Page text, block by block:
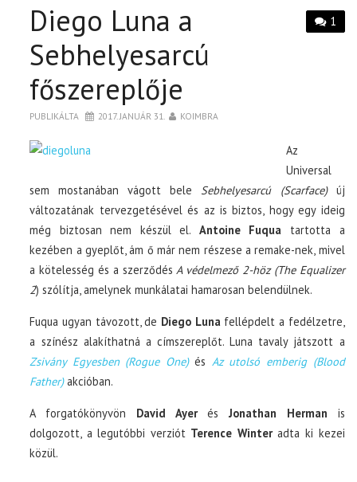
1
Diego Luna a
Sebhelyesarcú
főszereplője
PUBLIKÁLTA 2017. JANUÁR 31. KOIMBRA
Az
Universal
sem mostanában vágott bele Sebhelyesarcú (Scarface)új
változatának tervezgetésével és az is biztos, hogy egy ideig
még biztosan nem készül el. Antoine Fuqua tartotta a
kezében a gyeplőt, ám ő már nem részese a remake-nek, mivel
a kötelesség és a szerződésA védelmező 2-höz (The Equalizer
2) szólítja, amelynek munkálatai hamarosan belendülnek.
Fuqua ugyan távozott, de Diego Lunafellépdelt a fedélzetre,
a színész alakíthatná a címszereplőt. Luna tavaly játszott a
Zsivány Egyesben (Rogue One)és Az utolsó emberig (Blood
Father)akcióban.
A forgatókönyvön David AyerésJonathan Herman is
dolgozott, a legutóbbi verziót Terence Winteradta ki kezei
közül.